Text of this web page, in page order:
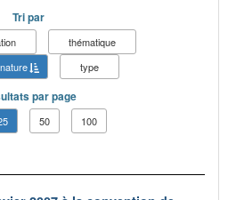
Tri par
thématique
type
par page
50 100